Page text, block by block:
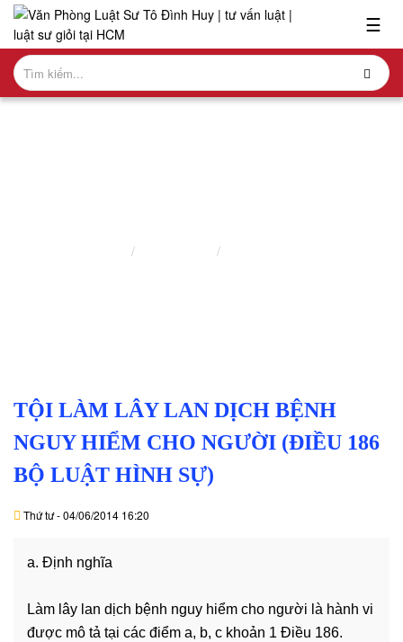
x
GIỚI
THIỆU
BẬT
VĂN
-
ĐỘNG
LĨNH
VỰC
☰
TỘI LÀM LÂY LAN DỊCH BỆNH
NGUY HIỂM CHO NGƯỜI (ĐIỀU 186
BỘ LUẬT HÌNH SỰ)
Thứ tư - 04/06/2014 16:20
a. Định nghĩa
Làm lây lan dịch bệnh nguy hiểm cho người là hành vi
được mô tả tại các điểm a, b, c khoản 1 Điều 186.